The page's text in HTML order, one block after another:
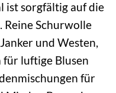
ist sorgfältig auf die
Reine Schurwolle
und Westen,
für luftige Blusen
für